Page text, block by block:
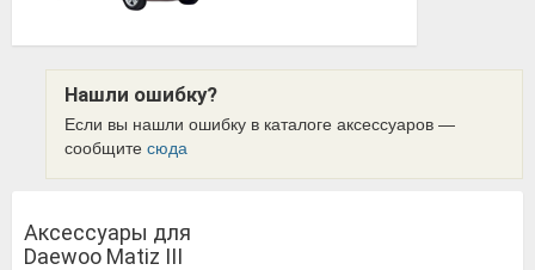
Нашли ошибку?
Если вы нашли ошибку в каталоге аксессуаров —
сообщите сюда
Аксессуары для
Daewoo Matiz III